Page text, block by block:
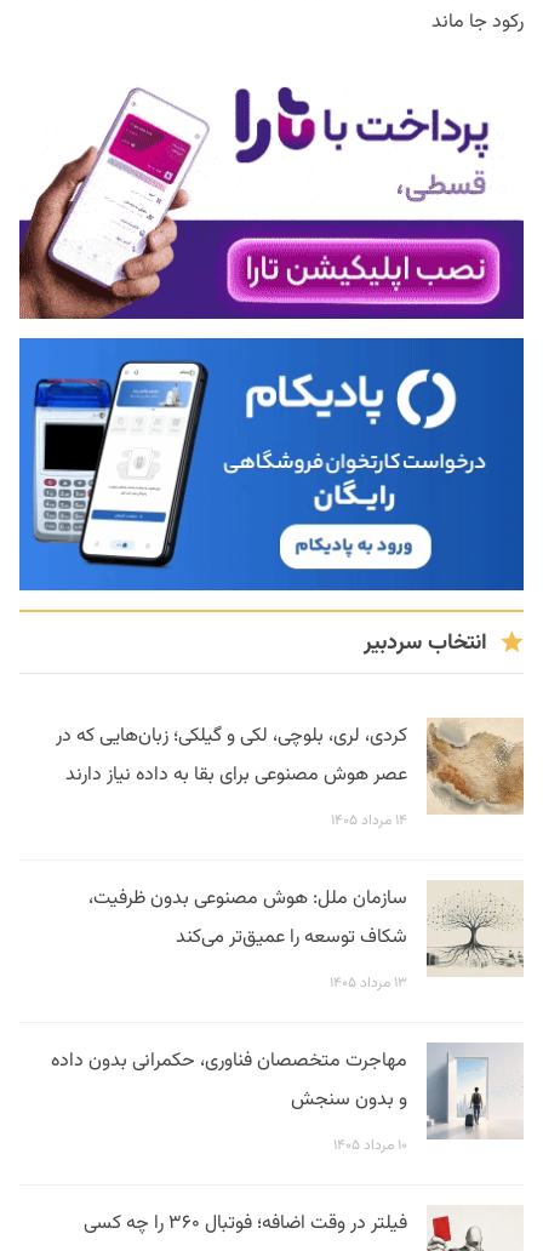
رکود جا ماند
انتخاب سردبیر
کردی، لری، بلوچی، لکی و گیلکی؛ زبان‌هایی که در
عصر هوش مصنوعی برای بقا به داده نیاز دارند
۱۴ مرداد ۱۴۰۵
سازمان ملل: هوش مصنوعی بدون ظرفیت،
شکاف توسعه را عمیق‌تر می‌کند
۱۳ مرداد ۱۴۰۵
مهاجرت متخصصان فناوری، حکمرانی بدون داده
و بدون سنجش
۱۰ مرداد ۱۴۰۵
فیلتر در وقت اضافه؛ فوتبال ۳۶۰ را چه کسی